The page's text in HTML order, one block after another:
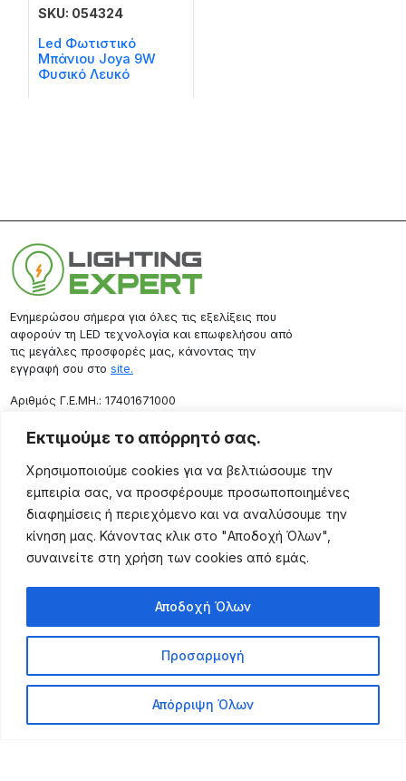
Εκτιμούμε το απόρρητό σας.
Χρησιμοποιούμε cookies για να βελτιώσουμε την
εμπειρία σας, να προσφέρουμε προσωποποιημένες
διαφημίσεις ή περιεχόμενο και να αναλύσουμε την
κίνηση μας. Κάνοντας κλικ στο "Αποδοχή Όλων",
συναινείτε στη χρήση των cookies από εμάς.
Προσαρμογή
Απόρριψη Όλων
Αποδοχή Όλων
SKU: 054324
Led Φωτιστικό
Μπάνιου Joya 9W
Φυσικό Λευκό
Ενημερώσου σήμερα για όλες τις εξελίξεις που
αφορούν τη LED τεχνολογία και επωφελήσου από
τις μεγάλες προσφορές μας, κάνοντας την
εγγραφή σου στο site.
Aριθμός Γ.Ε.ΜΗ.: 17401671000
Επικοινωνία
Ρόδου 133, Αθήνα 10443
(+30) 211 725 5427
sales@lightingexpert.gr
Χρήσιμες Σελίδες
Προϊόντα
Τρόποι Αποστολής